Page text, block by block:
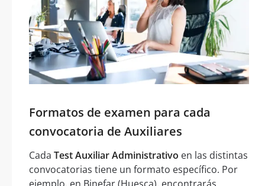
Formatos de examen para cada
convocatoria de Auxiliares
Cada Test Auxiliar Administrativo en las distintas
convocatorias tiene un formato específico. Por